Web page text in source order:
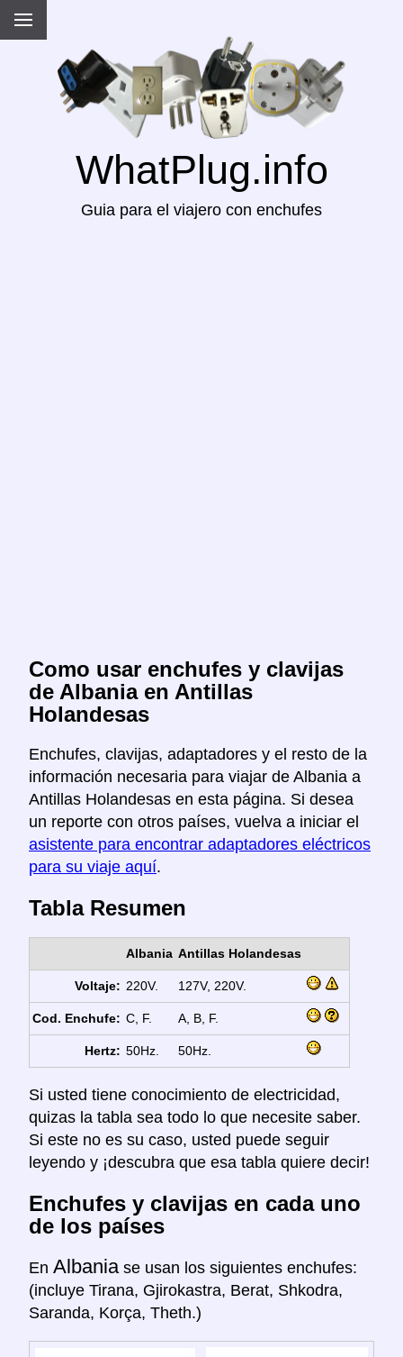
WhatPlug.info
Guia para el viajero con enchufes
Como usar enchufes y clavijas
de Albania en Antillas
Holandesas
Enchufes, clavijas, adaptadores y el resto de la
información necesaria para viajar de Albania a
Antillas Holandesas en esta página. Si desea
un reporte con otros países, vuelva a iniciar el
asistente para encontrar adaptadores eléctricos
para su viaje aquí.
Tabla Resumen
Albania Antillas Holandesas
Voltaje: 220V. 127V, 220V.
Cod. Enchufe: C, F. A, B, F.
Hertz: 50Hz. 50Hz.
Si usted tiene conocimiento de electricidad,
quizas la tabla sea todo lo que necesite saber.
Si este no es su caso, usted puede seguir
leyendo y ¡descubra que esa tabla quiere decir!
Enchufes y clavijas en cada uno
de los países
En Albania se usan los siguientes enchufes:
(incluye Tirana, Gjirokastra, Berat, Shkodra,
Saranda, Korça, Theth.)